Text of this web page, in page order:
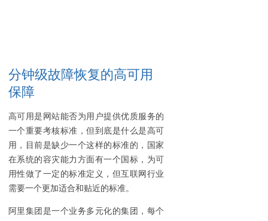
分钟级故障恢复的高可用
保障
高可用是网站能否为用户提供优质服务的
一个重要考核标准，但到底是什么是高可
用，目前是缺少一个这样的标准的，国家
在系统的容灾能力方面有一个国标，为可
用性做了一定的标准定义，但互联网行业
需要一个更加适合和贴近的标准。
阿里集团是一个业务多元化的集团，每个